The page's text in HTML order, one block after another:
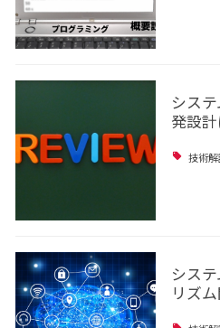
シス
発設
技術
シス
リズ